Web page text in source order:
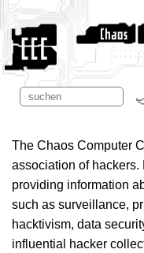
The Chaos Computer
association of hackers.
providing information
such as surveillance,
hacktivism, data
influential hacker